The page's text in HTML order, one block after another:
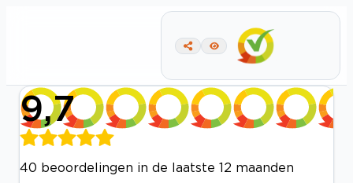
9,7
40 beoordelingen in de laatste 12 maanden